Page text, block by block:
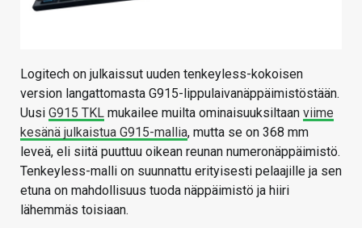
Logitech on julkaissut uuden tenkeyless-kokoisen
version langattomasta G915-lippulaivanäppäimistöstään.
Uusi G915 TKL mukailee muilta ominaisuuksiltaan viime
kesänä julkaistua G915-mallia, mutta se on 368 mm
leveä, eli siitä puuttuu oikean reunan numeronäppäimistö.
Tenkeyless-malli on suunnattu erityisesti pelaajille ja sen
etuna on mahdollisuus tuoda näppäimistö ja hiiri
lähemmäs toisiaan.